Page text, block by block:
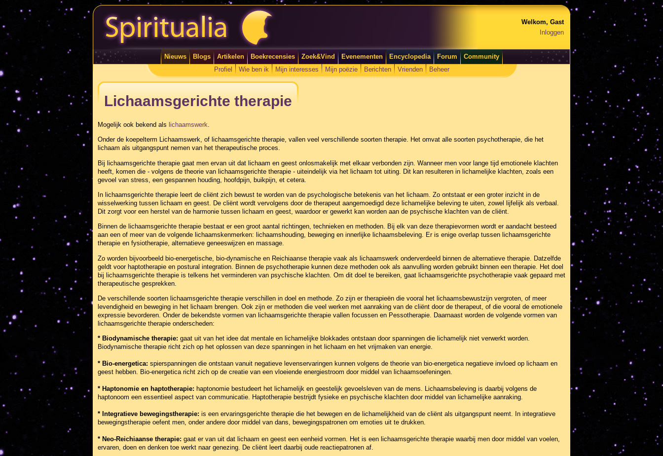
Welkom, Gast
Inloggen
Nieuws Blogs Artikelen Boekrecensies Zoek&Vind Evenementen Encyclopedia Forum
Community
Profiel
Wie ben ik Mijn interesses Mijn poëzie Berichten Vrienden Beheer
Lichaamsgerichte therapie
Mogelijk ook bekend als lichaamswerk.
Onder de koepelterm Lichaamswerk, of lichaamsgerichte therapie, vallen veel verschillende soorten therapie. Het omvat alle soorten psychotherapie, die het
lichaam als uitgangspunt nemen van het therapeutische proces.
Bij lichaamsgerichte therapie gaat men ervan uit dat lichaam en geest onlosmakelijk met elkaar verbonden zijn. Wanneer men voor lange tijd emotionele klachten
heeft, komen die - volgens de theorie van lichaamsgerichte therapie - uiteindelijk via het lichaam tot uiting. Dit kan resulteren in lichamelijke klachten, zoals een
gevoel van stress, een gespannen houding, hoofdpijn, buikpijn, et cetera.
In lichaamsgerichte therapie leert de cliënt zich bewust te worden van de psychologische betekenis van het lichaam. Zo ontstaat er een groter inzicht in de
wisselwerking tussen lichaam en geest. De cliënt wordt vervolgens door de therapeut aangemoedigd deze lichamelijke beleving te uiten, zowel lijfelijk als verbaal.
Dit zorgt voor een herstel van de harmonie tussen lichaam en geest, waardoor er gewerkt kan worden aan de psychische klachten van de cliënt.
Binnen de lichaamsgerichte therapie bestaat er een groot aantal richtingen, technieken en methoden. Bij elk van deze therapievormen wordt er aandacht besteed
aan een of meer van de volgende lichaamskenmerken: lichaamshouding, beweging en innerlijke lichaamsbeleving. Er is enige overlap tussen lichaamsgerichte
therapie en fysiotherapie, alternatieve geneeswijzen en massage.
Zo worden bijvoorbeeld bio-energetische, bio-dynamische en Reichiaanse therapie vaak als lichaamswerk onderverdeeld binnen de alternatieve therapie. Datzelfde
geldt voor haptotherapie en postural integration. Binnen de psychotherapie kunnen deze methoden ook als aanvulling worden gebruikt binnen een therapie. Het doel
bij lichaamsgerichte therapie is telkens het verminderen van psychische klachten. Om dit doel te bereiken, gaat lichaamsgerichte psychotherapie vaak gepaard met
therapeutische gesprekken.
De verschillende soorten lichaamsgerichte therapie verschillen in doel en methode. Zo zijn er therapieën die vooral het lichaamsbewustzijn vergroten, of meer
levendigheid en beweging in het lichaam brengen. Ook zijn er methoden die veel werken met aanraking van de cliënt door de therapeut, of die vooral de emotionele
expressie bevorderen. Onder de bekendste vormen van lichaamsgerichte therapie vallen focussen en Pessotherapie. Daarnaast worden de volgende vormen van
lichaamsgerichte therapie onderscheden:
* Biodynamische therapie: gaat uit van het idee dat mentale en lichamelijke blokkades ontstaan door spanningen die lichamelijk niet verwerkt worden.
Biodynamische therapie richt zich op het oplossen van deze spanningen in het lichaam en het vrijmaken van energie.
* Bio-energetica: spierspanningen die ontstaan vanuit negatieve levenservaringen kunnen volgens de theorie van bio-energetica negatieve invloed op lichaam en
geest hebben. Bio-energetica richt zich op de creatie van een vloeiende energiestroom door middel van lichaamsoefeningen.
* Haptonomie en haptotherapie: haptonomie bestudeert het lichamelijk en geestelijk gevoelsleven van de mens. Lichaamsbeleving is daarbij volgens de
haptonoom een essentieel aspect van communicatie. Haptotherapie bestrijdt fysieke en psychische klachten door middel van lichamelijke aanraking.
* Integratieve bewegingstherapie: is een ervaringsgerichte therapie die het bewegen en de lichamelijkheid van de cliënt als uitgangspunt neemt. In integratieve
bewegingstherapie oefent men, onder andere door middel van dans, bewegingspatronen om emoties uit te drukken.
* Neo-Reichiaanse therapie: gaat er van uit dat lichaam en geest een eenheid vormen. Het is een lichaamsgerichte therapie waarbij men door middel van voelen,
ervaren, doen en denken toe werkt naar genezing. De cliënt leert daarbij oude reactiepatronen af.